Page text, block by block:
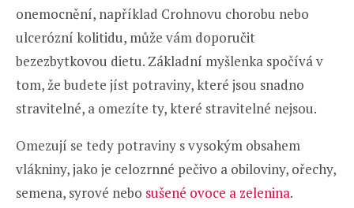
onemocnění, například Crohnovu chorobu nebo
ulcerózní kolitidu, může vám doporučit
bezezbytkovou dietu. Základní myšlenka spočívá v
tom, že budete jíst potraviny, které jsou snadno
stravitelné, a omezíte ty, které stravitelné nejsou.
Omezují se tedy potraviny s vysokým obsahem
vlákniny, jako je celozrnné pečivo a obiloviny, ořechy,
semena, syrové nebo sušené ovoce a zelenina.